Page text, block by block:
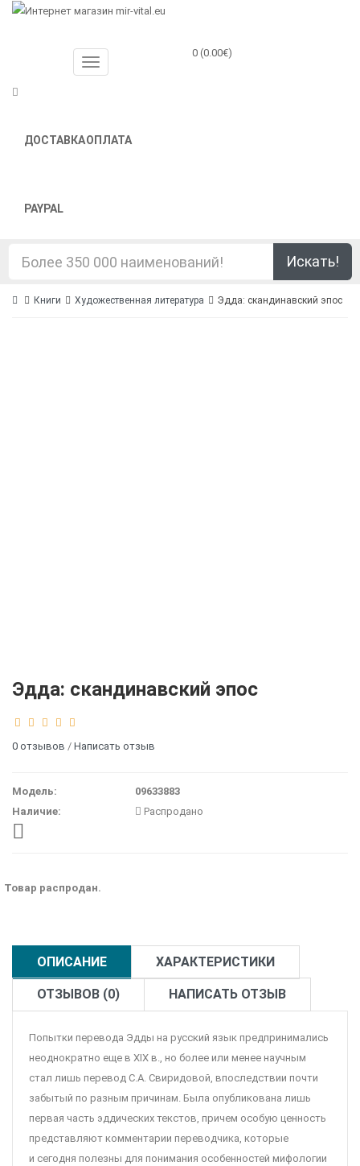
ДОСТАВКАОПЛАТА
PAYPAL
0 (0.00€)
Искать!
Книги Художественная литература Эдда: скандинавский эпос
Эдда: скандинавский эпос
0 отзывов / Написать отзыв
Модель:
09633883
Наличие:
Распродано
Товар распродан.
ОПИСАНИЕ ХАРАКТЕРИСТИКИ
ОТЗЫВОВ (0) НАПИСАТЬ ОТЗЫВ
Попытки перевода Эдды на русский язык предпринимались
неоднократно еще в XIX в., но более или менее научным
стал лишь перевод С.А. Свиридовой, впоследствии почти
забытый по разным причинам. Была опубликована лишь
первая часть эддических текстов, причем особую ценность
представляют комментарии переводчика, которые
и сегодня полезны для понимания особенностей мифологии